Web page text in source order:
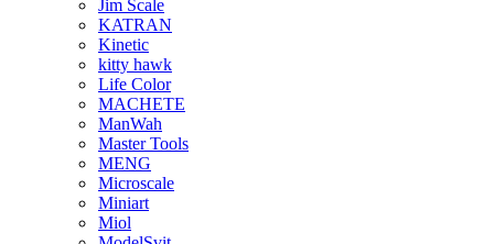
Jim Scale
KATRAN
Kinetic
kitty hawk
Life Color
MACHETE
ManWah
Master Tools
MENG
Microscale
Miniart
Miol